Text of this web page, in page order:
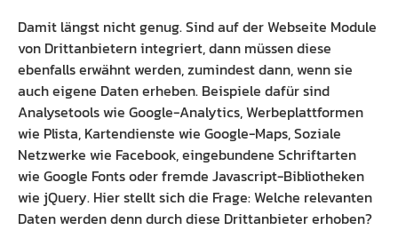
Damit längst nicht genug. Sind auf der Webseite Module
von Drittanbietern integriert, dann müssen diese
ebenfalls erwähnt werden, zumindest dann, wenn sie
auch eigene Daten erheben. Beispiele dafür sind
Analysetools wie Google-Analytics, Werbeplattformen
wie Plista, Kartendienste wie Google-Maps, Soziale
Netzwerke wie Facebook, eingebundene Schriftarten
wie Google Fonts oder fremde Javascript-Bibliotheken
wie jQuery. Hier stellt sich die Frage: Welche relevanten
Daten werden denn durch diese Drittanbieter erhoben?